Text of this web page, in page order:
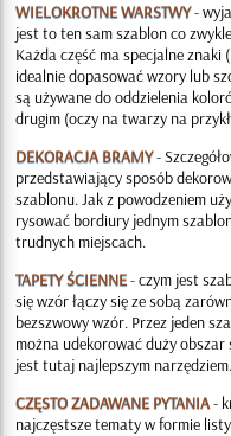
WIELOKROTNE WARSTWY-
jest to ten sam szablon co
Każda część ma specjalne
idealnie dopasować wzory lub
są używane do oddzielenia
drugim (oczy na twarzy na
DEKORACJA BRAMY-
przedstawiający sposób
szablonu. Jak z powodzeniem
rysować bordiury jednym
trudnych miejscach.
TAPETY ŚCIENNE- czym jest
się wzór łączy się ze sobą
bezszwowy wzór. Przez jeden
można udekorować duży obszar
jest tutaj najlepszym narzędziem.
CZĘSTO ZADAWANE PYTANIA-
najczęstsze tematy w formie